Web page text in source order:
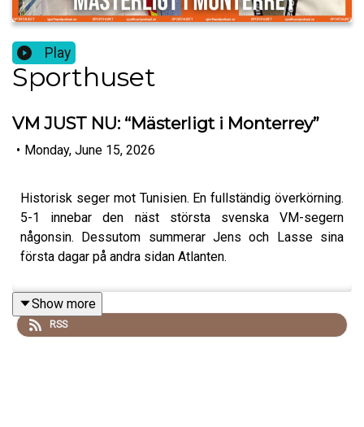
Play
Sporthuset
VM JUST NU: “Mästerligt i Monterrey”
• Monday, June 15, 2026
Historisk seger mot Tunisien. En fullständig överkörning.
5-1 innebar den näst största svenska VM-segern
någonsin. Dessutom summerar Jens och Lasse sina
första dagar på andra sidan Atlanten.
Show more
RSS